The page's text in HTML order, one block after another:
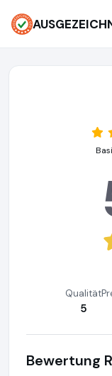
Qualität
5
Bewertung